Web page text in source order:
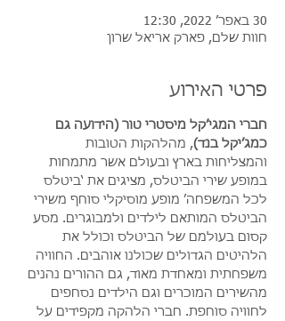
30 באפר׳ 2022, 12:30
חוות שלם, פארק אריאל שרון
פרטי האירוע
חברי המגי’קל מיסטרי טור (הידועה גם
כמג’יקל בנד), מהלהקות הטובות
והמצליחות בארץ ובעולם אשר מתמחות
במופע שירי הביטלס, מציגים את ‘ביטלס
לכל המשפחה’ מופע מוסיקלי סוחף משירי
הביטלס המותאם לילדים ולמבוגרים. מסע
קסום בעולמם של הביטלס וכולל את
הלהיטים הגדולים שכולנו אוהבים. החוויה
משפחתית ומאחדת מאוד, גם ההורים נהנים
מהשירים המוכרים וגם הילדים נסחפים
לחוויה סוחפת. חברי הלהקה מקפידים על